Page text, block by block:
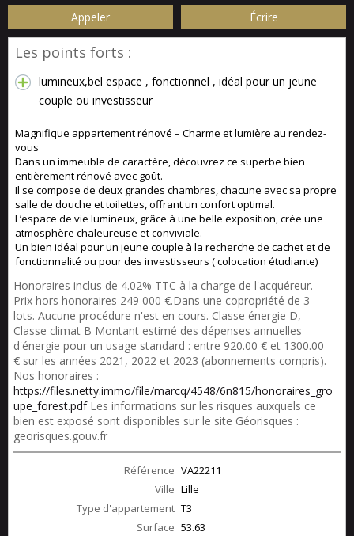
Appeler Écrire
Les points forts :
lumineux,bel espace , fonctionnel , idéal pour un jeune
couple ou investisseur
Magnifique appartement rénové – Charme et lumière au rendez-
vous
Dans un immeuble de caractère, découvrez ce superbe bien
entièrement rénové avec goût.
Il se compose de deux grandes chambres, chacune avec sa propre
salle de douche et toilettes, offrant un confort optimal.
L’espace de vie lumineux, grâce à une belle exposition, crée une
atmosphère chaleureuse et conviviale.
Un bien idéal pour un jeune couple à la recherche de cachet et de
fonctionnalité ou pour des investisseurs ( colocation étudiante)
Honoraires inclus de 4.02% TTC à la charge de l'acquéreur.
Prix hors honoraires 249 000 €.Dans une copropriété de 3
lots. Aucune procédure n'est en cours. Classe énergie D,
Classe climat B Montant estimé des dépenses annuelles
d'énergie pour un usage standard : entre 920.00 € et 1300.00
€ sur les années 2021, 2022 et 2023 (abonnements compris).
Nos honoraires :
https://files.netty.immo/file/marcq/4548/6n815/honoraires_gro
upe_forest.pdfLes informations sur les risques auxquels ce
bien est exposé sont disponibles sur le site Géorisques :
georisques.gouv.fr
Référence VA22211
Ville Lille
Type d'appartement T3
Surface 53.63